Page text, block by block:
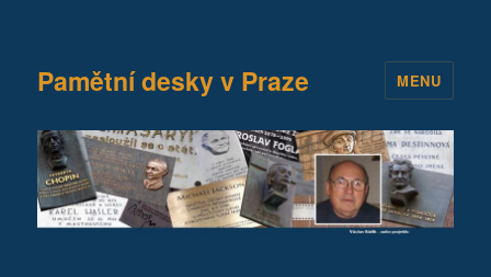
Pamětní desky v Praze MENU